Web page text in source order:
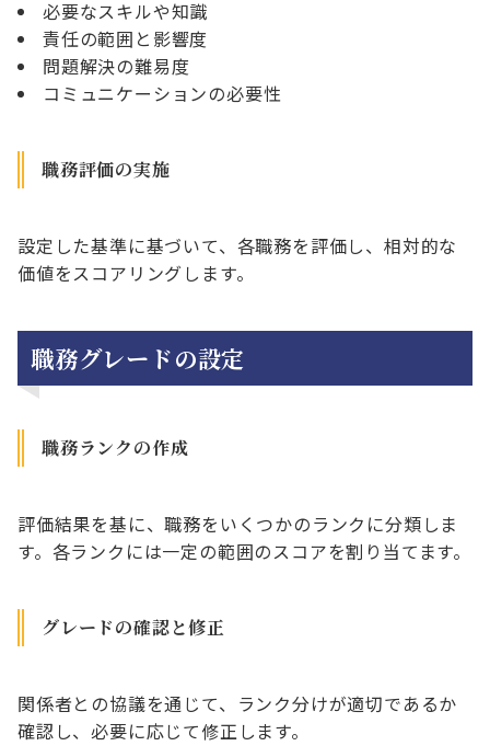
必要なスキルや知識
責任の範囲と影響度
問題解決の難易度
コミュニケーションの必要性
職務評価の実施
設定した基準に基づいて、各職務を評価し、相対的な
価値をスコアリングします。
職務グレードの設定
職務ランクの作成
評価結果を基に、職務をいくつかのランクに分類しま
す。各ランクには一定の範囲のスコアを割り当てます。
グレードの確認と修正
関係者との協議を通じて、ランク分けが適切であるか
確認し、必要に応じて修正します。